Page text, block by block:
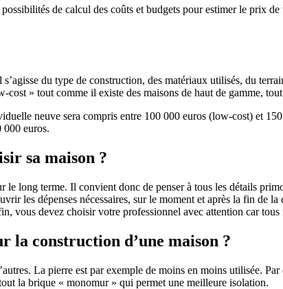
de calcul des coûts et budgets pour estimer le prix
du type de construction, des matériaux utilisés, du
cost » tout comme il existe des maisons de haut de gamme,
neuve sera compris entre 100 000 euros (low-cost) et
000 euros.
sa maison ?
le long terme. Il convient donc de penser à tous les détails
les dépenses nécessaires, sur le moment et après la fin
vous devez choisir votre professionnel avec attention car
la construction d’une maison ?
La pierre est par exemple de moins en moins utilisée.
la brique « monomur » qui permet une meilleure isolation.